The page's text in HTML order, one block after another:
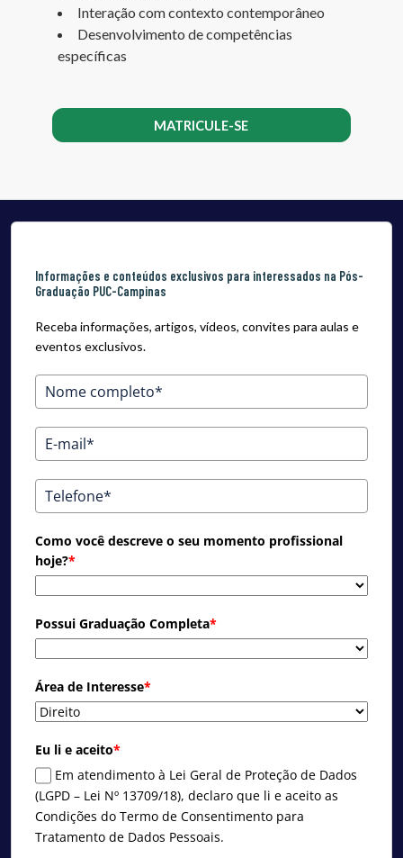
Interação com contexto contemporâneo
Desenvolvimento de competências
específicas
MATRICULE-SE
Informações e conteúdos exclusivos para interessados na Pós-
Graduação PUC-Campinas
Receba informações, artigos, vídeos, convites para aulas e
eventos exclusivos.
Como você descreve o seu momento profissional
hoje?*
Possui Graduação Completa*
Área de Interesse*
Eu li e aceito*
Em atendimento à Lei Geral de Proteção de Dados
(LGPD – Lei Nº 13709/18), declaro que li e aceito as
Condições do Termo de Consentimento para
Tratamento de Dados Pessoais.